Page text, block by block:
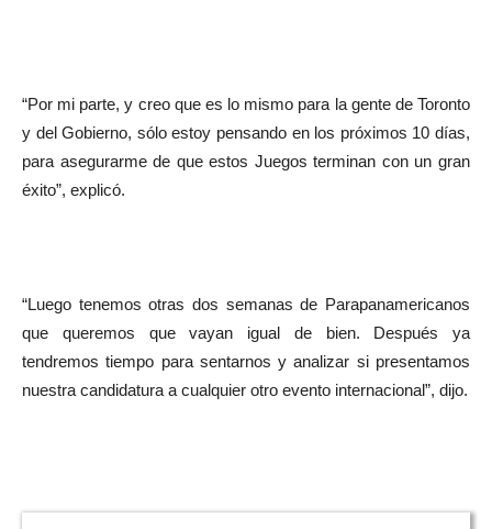
“Por mi parte, y creo que es lo mismo para la gente de Toronto
y del Gobierno, sólo estoy pensando en los próximos 10 días,
para asegurarme de que estos Juegos terminan con un gran
éxito”, explicó.
“Luego tenemos otras dos semanas de Parapanamericanos
que queremos que vayan igual de bien. Después ya
tendremos tiempo para sentarnos y analizar si presentamos
nuestra candidatura a cualquier otro evento internacional”, dijo.